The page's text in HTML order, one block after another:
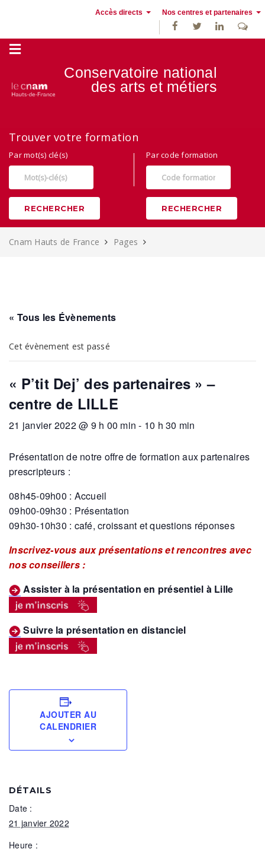
Accès directs Nos centres et partenaires
France
Conservatoire national
des arts et métiers
Trouver votre formation
Par mot(s) clé(s)
RECHERCHER
Par code formation
RECHERCHER
Cnam Hauts de France Pages
« Tous les Évènements
Cet évènement est passé
« P’tit Dej’ des partenaires » –
centre de LILLE
21 janvier 2022 @ 9 h 00 min - 10 h 30 min
Présentation de notre offre de formation aux partenaires
prescripteurs :
08h45-09h00 : Accueil
09h00-09h30 : Présentation
09h30-10h30 : café, croissant et questions réponses
Inscrivez-vous aux présentations et rencontres avec
nos conseillers :
Assister à la présentation en présentiel à Lille
Suivre la présentation en distanciel
AJOUTER AU
CALENDRIER
DÉTAILS
Date :
21 janvier 2022
Heure :